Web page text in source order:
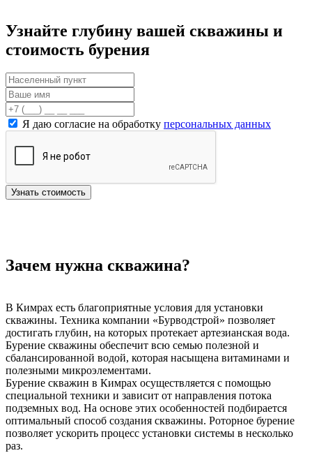
Узнайте глубину вашей скважины и
стоимость бурения
Я даю согласие на обработку персональных данных
Узнать стоимость
Зачем нужна скважина?
В Кимрах есть благоприятные условия для установки
скважины. Техника компании «Бурводстрой» позволяет
достигать глубин, на которых протекает артезианская вода.
Бурение скважины обеспечит всю семью полезной и
сбалансированной водой, которая насыщена витаминами и
полезными микроэлементами.
Бурение скважин в Кимрах осуществляется с помощью
специальной техники и зависит от направления потока
подземных вод. На основе этих особенностей подбирается
оптимальный способ создания скважины. Роторное бурение
позволяет ускорить процесс установки системы в несколько
раз.